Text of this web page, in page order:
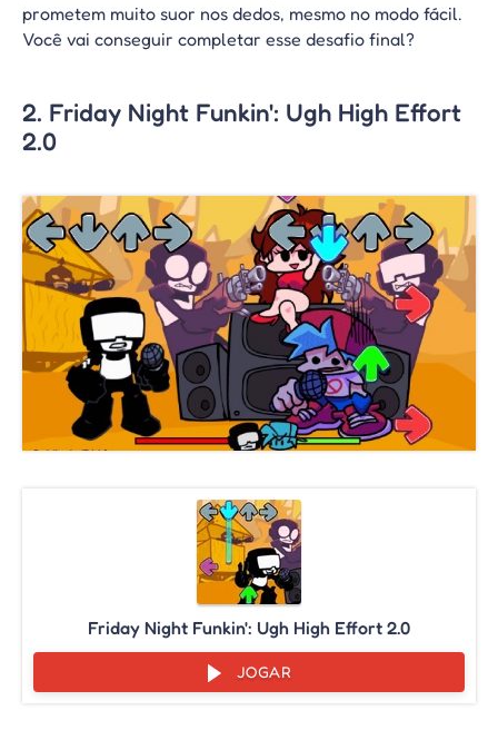
prometem muito suor nos dedos, mesmo no modo fácil.
Você vai conseguir completar esse desafio final?
2. Friday Night Funkin': Ugh High Effort
2.0
Friday Night Funkin': Ugh High Effort 2.0
JOGAR